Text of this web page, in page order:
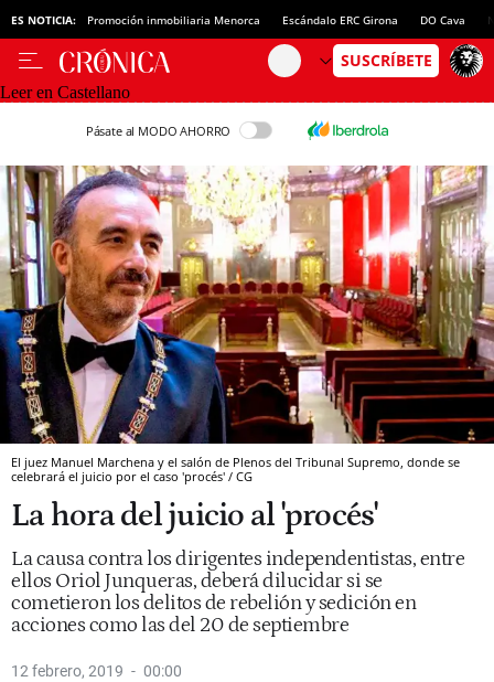
ES NOTICIA: Promoción inmobiliaria Menorca Escándalo ERC Girona DO Cava
Leer en Castellano
Pásate al MODO AHORRO
El juez Manuel Marchena y el salón de Plenos del Tribunal Supremo, donde se
celebrará el juicio por el caso 'procés' / CG
La hora del juicio al 'procés'
La causa contra los dirigentes independentistas, entre
ellos Oriol Junqueras, deberá dilucidar si se
cometieron los delitos de rebelión y sedición en
acciones como las del 20 de septiembre
12 febrero, 2019 00:00